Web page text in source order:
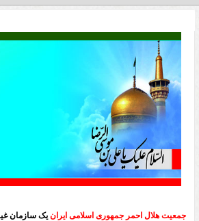
جمعیت هلال احمر جمهوری اسلامی ایران یک سازمان